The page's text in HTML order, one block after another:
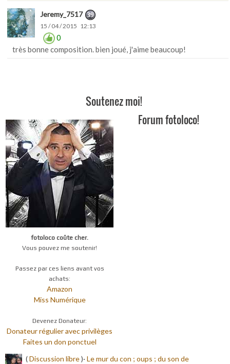
Jeremy_7517
15 / 04 / 2015 12:13
0
très bonne composition. bien joué, j'aime beaucoup!
Soutenez moi!
fotoloco coûte cher.
Vous pouvez me soutenir!
Passez par ces liens avant vos
achats:
Amazon
Miss Numérique
Devenez Donateur:
Donateur régulier avec privilèges
Faites un don ponctuel
Forum fotoloco!
(Discussion libre)· Le mur du con ; oups ; du son de